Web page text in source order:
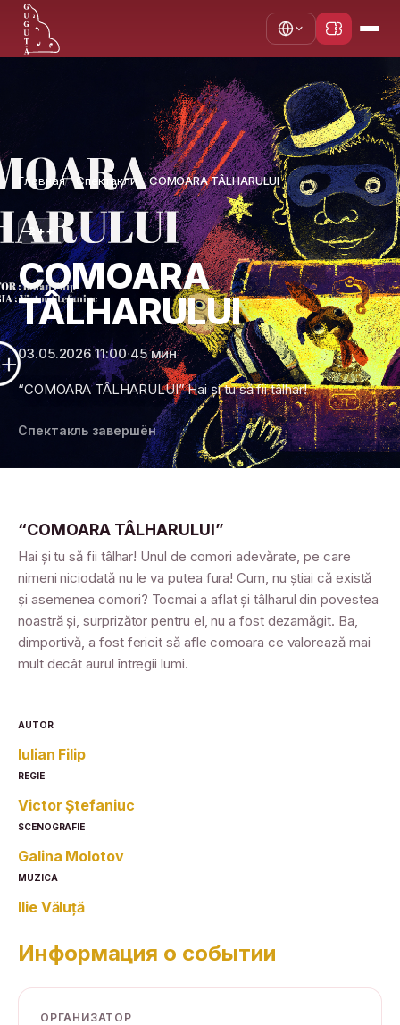
Главная Спектакли COMOARA TÂLHARULUI
2++
COMOARA
TÂLHARULUI
03.05.2026 11:00·45 мин
“COMOARA TÂLHARULUI” Hai și tu să fii tâlhar!
Спектакль завершён
“COMOARA TÂLHARULUI”
Hai și tu să fii tâlhar! Unul de comori adevărate, pe care
nimeni niciodată nu le va putea fura! Cum, nu știai că există
și asemenea comori? Tocmai a aflat și tâlharul din povestea
noastră și, surprizător pentru el, nu a fost dezamăgit. Ba,
dimportivă, a fost fericit să afle comoara ce valorează mai
mult decât aurul întregii lumi.
AUTOR
Iulian Filip
REGIE
Victor Ștefaniuc
SCENOGRAFIE
Galina Molotov
MUZICA
Ilie Văluță
Информация о событии
ОРГАНИЗАТОР